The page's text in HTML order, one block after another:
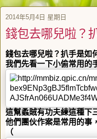
2014年5月4日 星期日
錢包去哪兒啦？
錢包去哪兒啦？扒手是如
我們先看一下小偷常用的
這幫蟊賊有功夫練這種下
他們團伙作案是常用的事
（